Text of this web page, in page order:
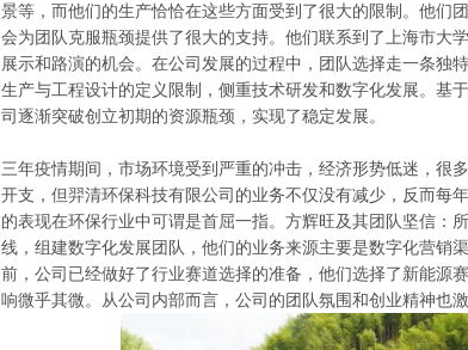
景等，而他们的生产恰恰在这些方面受到了很大的限制。他们
会为团队克服瓶颈提供了很大的支持。他们联系到了上海市大
展示和路演的机会。在公司发展的过程中，团队选择走一条独
生产与工程设计的定义限制，侧重技术研发和数字化发展。基
司逐渐突破创立初期的资源瓶颈，实现了稳定发展。
三年疫情期间，市场环境受到严重的冲击，经济形势低迷，很
开支，但羿清环保科技有限公司的业务不仅没有减少，反而每
的表现在环保行业中可谓是首屈一指。方辉旺及其团队坚信：
线，组建数字化发展团队，他们的业务来源主要是数字化营销
前，公司已经做好了行业赛道选择的准备，他们选择了新能源
响微乎其微。从公司内部而言，公司的团队氛围和创业精神也